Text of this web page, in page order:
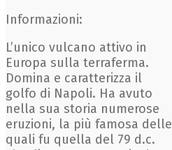
Informazioni:
L’unico vulcano attivo in
Europa sulla terraferma.
Domina e caratterizza il
golfo di Napoli. Ha avuto
nella sua storia numerose
eruzioni, la più famosa delle
quali fu quella del 79 d.c.